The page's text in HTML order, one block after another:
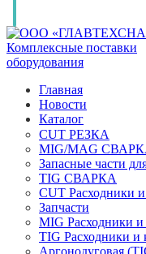
Главная
Новости
Каталог
CUT РЕЗКА
MIG/MAG
Запасные части
TIG СВАРКА
CUT Расходники
Запчасти
MIG Расходники
TIG Расходники
Аргонодуговая